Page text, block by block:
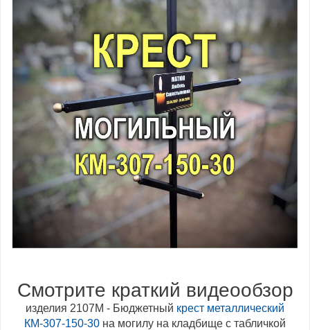
Смотрите краткий видеообзор
изделия 2107М - Бюджетный крест металлический
КМ-307-150-30 на могилу на кладбище с табличкой